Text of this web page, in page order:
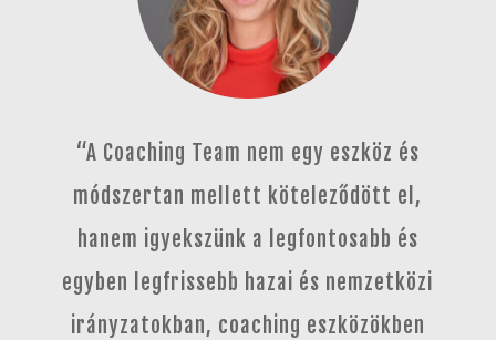
“A Coaching Team nem egy eszköz és
módszertan mellett köteleződött el,
hanem igyekszünk a legfontosabb és
egyben legfrissebb hazai és nemzetközi
irányzatokban, coaching eszközökben